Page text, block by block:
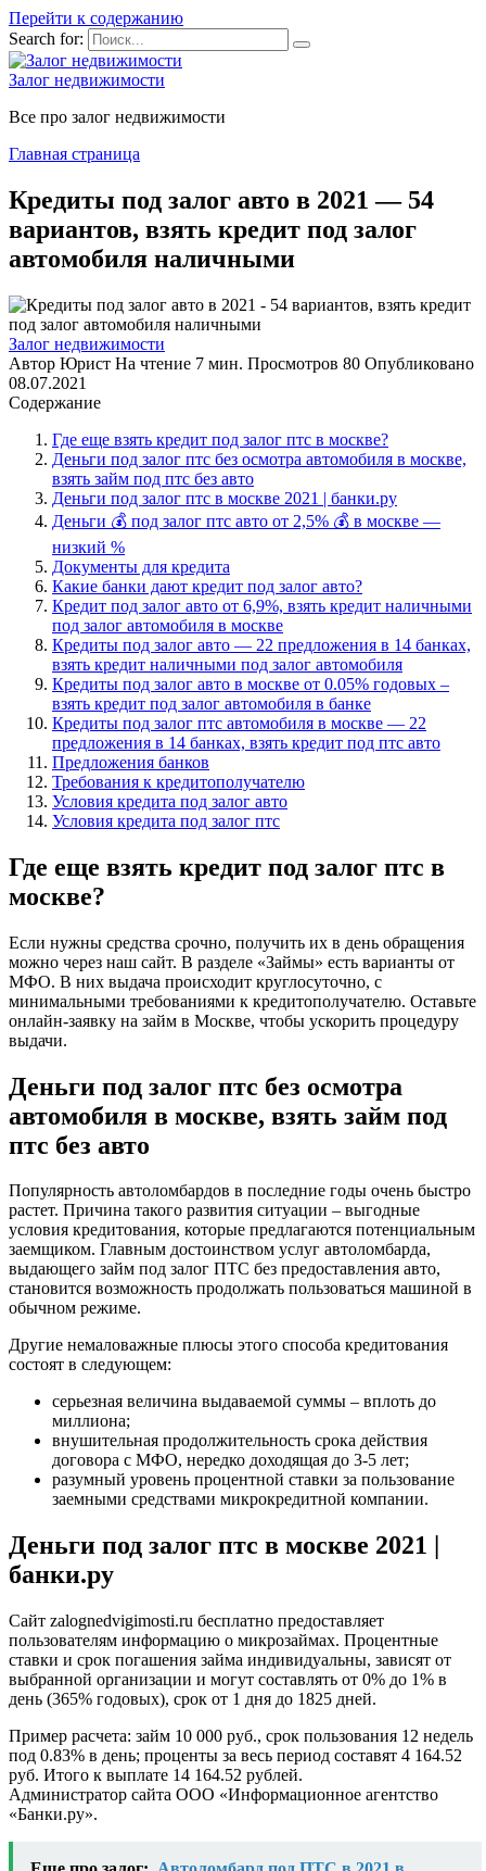
Перейти к содержанию
Search for:
Залог недвижимости
Все про залог недвижимости
Главная страница
Кредиты под залог авто в 2021 — 54
вариантов, взять кредит под залог
автомобиля наличными
Залог недвижимости
Автор Юрист На чтение 7 мин. Просмотров 80 Опубликовано
08.07.2021
Содержание
Где еще взять кредит под залог птс в москве?
Деньги под залог птс без осмотра автомобиля в москве,
взять займ под птс без авто
Деньги под залог птс в москве 2021 | банки.ру
Деньги 💰 под залог птс авто от 2,5% 💰 в москве —
низкий %
Документы для кредита
Какие банки дают кредит под залог авто?
Кредит под залог авто от 6,9%, взять кредит наличными
под залог автомобиля в москве
Кредиты под залог авто — 22 предложения в 14 банках,
взять кредит наличными под залог автомобиля
Кредиты под залог авто в москве от 0.05% годовых –
взять кредит под залог автомобиля в банке
Кредиты под залог птс автомобиля в москве — 22
предложения в 14 банках, взять кредит под птс авто
Предложения банков
Требования к кредитополучателю
Условия кредита под залог авто
Условия кредита под залог птс
Где еще взять кредит под залог птс в
москве?
Если нужны средства срочно, получить их в день обращения
можно через наш сайт. В разделе «Займы» есть варианты от
МФО. В них выдача происходит круглосуточно, с
минимальными требованиями к кредитополучателю. Оставьте
онлайн-заявку на займ в Москве, чтобы ускорить процедуру
выдачи.
Деньги под залог птс без осмотра
автомобиля в москве, взять займ под
птс без авто
Популярность автоломбардов в последние годы очень быстро
растет. Причина такого развития ситуации – выгодные
условия кредитования, которые предлагаются потенциальным
заемщиком. Главным достоинством услуг автоломбарда,
выдающего займ под залог ПТС без предоставления авто,
становится возможность продолжать пользоваться машиной в
обычном режиме.
Другие немаловажные плюсы этого способа кредитования
состоят в следующем:
серьезная величина выдаваемой суммы – вплоть до
миллиона;
внушительная продолжительность срока действия
договора с МФО, нередко доходящая до 3-5 лет;
разумный уровень процентной ставки за пользование
заемными средствами микрокредитной компании.
Деньги под залог птс в москве 2021 |
банки.ру
Сайт zalognedvigimosti.ru бесплатно предоставляет
пользователям информацию о микрозаймах. Процентные
ставки и срок погашения займа индивидуальны, зависят от
выбранной организации и могут составлять от 0% до 1% в
день (365% годовых), срок от 1 дня до 1825 дней.
Пример расчета: займ 10 000 руб., срок пользования 12 недель
под 0.83% в день; проценты за весь период составят 4 164.52
руб. Итого к выплате 14 164.52 рублей.
Администратор сайта ООО «Информационное агентство
«Банки.ру».